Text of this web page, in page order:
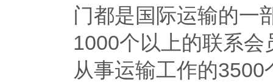
门都是国际运输的一
1000个以上的联系
从事运输工作的